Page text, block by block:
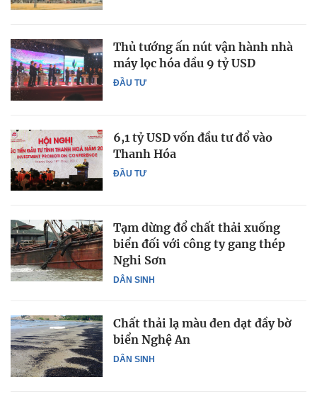
ĐẦU TƯ
Thủ tướng ấn nút vận hành nhà
máy lọc hóa dầu 9 tỷ USD
ĐẦU TƯ
6,1 tỷ USD vốn đầu tư đổ vào
Thanh Hóa
DÂN SINH
Tạm dừng đổ chất thải xuống
biển đối với công ty gang thép
Nghi Sơn
DÂN SINH
Chất thải lạ màu đen dạt đầy bờ
biển Nghệ An